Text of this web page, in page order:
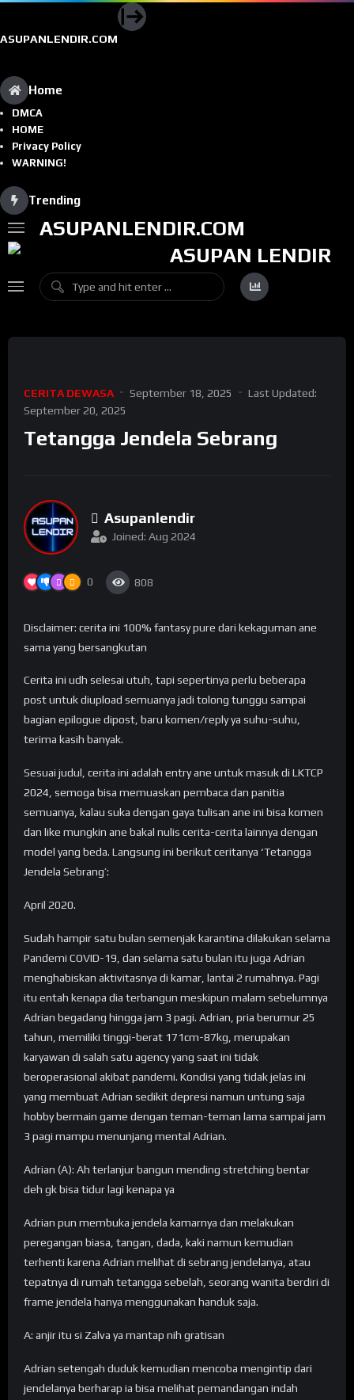
ASUPANLENDIR.COM
Home
DMCA
HOME
Privacy Policy
WARNING!
Trending
ASUPANLENDIR.COM
CERITA DEWASA September 18, 2025
Last Updated:
September 20, 2025
Tetangga Jendela Sebrang
Asupanlendir
Joined: Aug 2024
0 808
Disclaimer: cerita ini 100% fantasy pure dari kekaguman ane
sama yang bersangkutan
Cerita ini udh selesai utuh, tapi sepertinya perlu beberapa
post untuk diupload semuanya jadi tolong tunggu sampai
bagian epilogue dipost, baru komen/reply ya suhu-suhu,
terima kasih banyak.
Sesuai judul, cerita ini adalah entry ane untuk masuk di LKTCP
2024, semoga bisa memuaskan pembaca dan panitia
semuanya, kalau suka dengan gaya tulisan ane ini bisa komen
dan like mungkin ane bakal nulis cerita-cerita lainnya dengan
model yang beda. Langsung ini berikut ceritanya ‘Tetangga
Jendela Sebrang’:
April 2020.
Sudah hampir satu bulan semenjak karantina dilakukan selama
Pandemi COVID-19, dan selama satu bulan itu juga Adrian
menghabiskan aktivitasnya di kamar, lantai 2 rumahnya. Pagi
itu entah kenapa dia terbangun meskipun malam sebelumnya
Adrian begadang hingga jam 3 pagi. Adrian, pria berumur 25
tahun, memiliki tinggi-berat 171cm-87kg, merupakan
karyawan di salah satu agency yang saat ini tidak
beroperasional akibat pandemi. Kondisi yang tidak jelas ini
yang membuat Adrian sedikit depresi namun untung saja
hobby bermain game dengan teman-teman lama sampai jam
3 pagi mampu menunjang mental Adrian.
Adrian (A): Ah terlanjur bangun mending stretching bentar
deh gk bisa tidur lagi kenapa ya
Adrian pun membuka jendela kamarnya dan melakukan
peregangan biasa, tangan, dada, kaki namun kemudian
terhenti karena Adrian melihat di sebrang jendelanya, atau
tepatnya di rumah tetangga sebelah, seorang wanita berdiri di
frame jendela hanya menggunakan handuk saja.
A: anjir itu si Zalva ya mantap nih gratisan
Adrian setengah duduk kemudian mencoba mengintip dari
jendelanya berharap ia bisa melihat pemandangan indah